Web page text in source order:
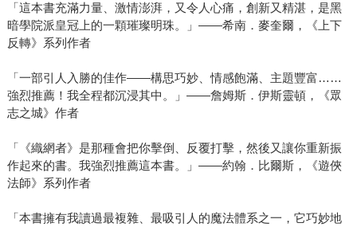
「這本書充滿力量、激情澎湃，又令人心痛，創新又精湛，是黑
暗學院派皇冠上的一顆璀璨明珠。」——希南．麥奎爾，《上下
反轉》系列作者
「一部引人入勝的佳作——構思巧妙、情感飽滿、主題豐富……
強烈推薦！我全程都沉浸其中。」——詹姆斯．伊斯靈頓，《眾
志之城》作者
「《織網者》是那種會把你擊倒、反覆打擊，然後又讓你重新振
作起來的書。我強烈推薦這本書。」——約翰．比爾斯，《遊俠
法師》系列作者
「本書擁有我讀過最複雜、最吸引人的魔法體系之一，它巧妙地